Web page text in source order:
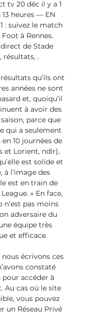
tv 20 déc il y a 1
heures — EN
: suivez le match
à Rennes.
de Stade
résultats, .
qu’ils ont
années ne sont
et, quoiqu’il
à avoir des
parce que
qui a seulement
10 journées de
et Lorient, ndlr),
est solide et
l’image des
est en train de
» En face,
n’est pas moins
adversaire du
équipe très
et efficace.
nous écrivons ces
constaté
accéder à
Au cas où le site
vous pouvez
un Réseau Privé